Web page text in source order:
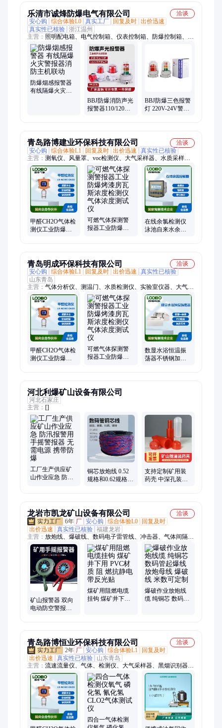
乐清市诚烽防爆电气有限公司
洽谈
安心购
综合体验L0 真实工厂 回复及时 出价迅速
真实性已核验 浙江温州
主营： 照明配电箱、电气控制箱、仪表控制箱、防爆控制箱、防
爆接线箱、防爆配电箱、防爆触摸屏箱、水泵防爆磁力、防爆
灯、防爆管、防爆正压柜、防爆分析小屋、防爆检修箱、防爆插
销、不锈钢控制箱、配电箱控制箱、成套配电柜、GGD柜
防爆烟感报警器
有线隔爆火灾警
BBJ防爆消防声光
报警器110/120分
BBJ防爆三色报警
灯 220V-24V警报
青岛路博建业环保科技有限公司
洽谈
安心购
综合体验L1 回复及时 出价迅速
真实性已核验
主营： 测氧仪、风量罩、voc检测仪、大气采样器、水质采样
器、气体采样器、toc分析仪器、环境监测、激光粉尘、顶空分析
仪、氨氮分析仪、油烟检测仪、皂膜流量计、水质检测仪、气体
检测仪、烟气分析仪、水质测量仪、明渠流量计、甲醛检测仪、
油烟快检仪、汞蒸气检测仪、汞蒸汽检测仪、在线水质分析仪、
手持式苯检测仪、生物发光光度计
甲醛CH2O气体检
测仪工业防爆固
可燃气体探测警
报器工业防爆烤
在线余氯检测仪
泳池自来水余氯
青岛明成环保科技有限公司
洽谈
安心购
综合体验L1 回复及时 出价迅速
真实性已核验
山东青岛
主营： 气体分析仪、测温门、水质检测仪、实验室仪器、大气采
样器、气体探测器、水质采样器、恶臭检测采样、汽车尾气分
析、总悬浮、消解仪、低浓度烟尘、cod消解、检测箱、测尘
仪、油烟检测仪、噪声监测、气象站、梅思安、指数仪、浮游
菌、测油仪、皂膜流量计
甲醛CH2O气体检
测仪工业防爆固
可燃气体探测警
报器工业防爆烤
数显水浴恒温振
荡器不锈钢加热
河北利爆矿山设备有限公司
河北石家庄
主营： []
工厂生产供应矿
山作业应急 防汛
铜芯放炮线 0.52
规格和0.62规格的
支持定制矿用装
药壳 中深孔装药
龙岩市凯龙矿山设备有限公司
洽谈
6年 厂 安心购 综合体验L0
回复及时
出价迅速
真实性已核验 福建龙岩
主营： 放炮线、爆破线、数码电子雷管线、冲击器、气体间隔
器、雷管箱、雷管柜、潜孔钻头、矿用钻头、矿用防水袋、水泡
泥袋、水袋封口机、爆破四通直通、爆破炮被、爆破防护网、水
炮泥袋、避炮棚、炮泥机、欧姆表、装药壳、安全背夹、炸药
柜、炸药库房、爆破母线
矿山报警器 双向
电动防空警报器
煤矿用阻燃电缆
挂钩 煤矿井下用
爆破作业放炮线
缆 纯铜芯 数码管
青岛路博恒业环保科技有限公司
洽谈
2年 厂 安心购 综合体验L1
回复及时
出价迅速
真实性已核验
山东青岛
主营： 流速流量仪、气体、检测仪、大气采样器、黑烟识别器、
采样器、在线自动水质采样器、林格曼黑度仪、数采仪、油气回
收检测仪、生物安全柜、天平、土壤、β射线扬尘、风速仪、测
温仪、测距仪、辐照计、辐射仪、油烟检测仪、烟尘烟气分析
仪、恒温恒湿称重系统、噪声计、粉尘仪、重金属多参数水质检
测仪
四合一气体检测